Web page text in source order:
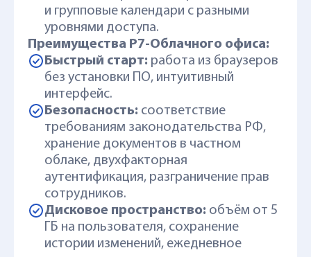
и групповые календари с разными
уровнями доступа.
Преимущества Р7-Облачного офиса:
Быстрый старт: работа из браузеров
без установки ПО, интуитивный
интерфейс.
Безопасность: соответствие
требованиям законодательства РФ,
хранение документов в частном
облаке, двухфакторная
аутентификация, разграничение прав
сотрудников.
Дисковое пространство: объём от 5
ГБ на пользователя, сохранение
истории изменений, ежедневное